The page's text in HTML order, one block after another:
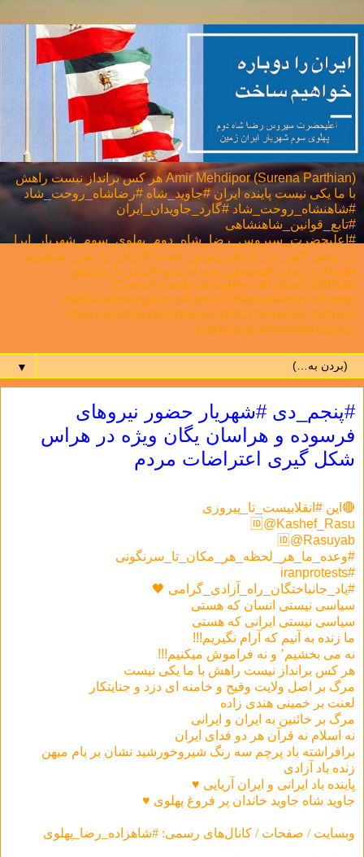
Amir Mehdipor (Surena Parthian) هر كس برانداز نيست راهش
با ما يكی نيست پاینده ایران #جاوید_شاه #رضاشاه_روحت_شاد
#شاهنشاه_روحت_شاد #گارد_جاویدان_ایران
#تابع_قوانین_شاهنشاهی
#اعلیحضرت_سیروس_رضا_شاه_دوم_پهلوی_سوم_شهریار_ایرا
ن_زمین #نور_بر_تاریکی_پیروز_است #ایران_را_پس_میگیریم
#همکاری_ملی⁩ #هموطن_همراه_شو #لبیک_یا_نتانیاهو
#CyrusAccords #KingRezaPahlavi #MIGA
#MIGAwithKingRezaPahlavi #MahsaAmini #Trump
#IraniansStandWithIsrael #IRGCterrorists #atheist
#atheisme #AmirMehdipour
▼
#پنجم_دى #شهریار حضور نیروهای
فرسوده و هراسان یگان ویژه در هراس
شکل گیری اعتراضات مردم
🔴این #انقلابیست_تا_پیروزی
🆔@Kashef_Rasu
🆔@Rasuyab
#وعده_ما_هر_لحظه_هر_مکان_تا_سرنگونی
#iranprotests
#یاد_جانباختگان_راه_آزادی_گرامی 🖤
سیاسی نیستی انسان که هستی
سیاسی نیستی ایرانی که هستی
ما زنده به آنیم که آرام نگیریم!!!
نه می بخشیم٬ و نه فراموش میکنیم!!!
هر كس برانداز نيست راهش با ما يكی نيست
مرگ بر اصل ولايت وقيح و خامنه ای دزد و جنايتكار
لعنت بر خمينی هندی زاده
مرگ بر خائنين به ايران و ايرانی
نه اسلام نه قرآن هر دو فدای ایران
برافراشته باد پرچم سه رنگ شیروخورشید نشان بر بام میهن
زنده باد آزادى
پاينده باد ایرانی و ايران آريايی ♥
جاوید شاه جاوید خاندان پر فروغ پهلوی ♥
وبسایت / صفحات / کانال‌های رسمی: #شاهزاده_رضا_پهلوی